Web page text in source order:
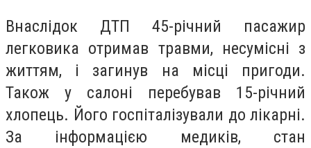
Внаслідок ДТП 45-річний пасажир
легковика отримав травми, несумісні з
життям, і загинув на місці пригоди.
Також у салоні перебував 15-річний
хлопець. Його госпіталізували до лікарні.
За інформацією медиків, стан